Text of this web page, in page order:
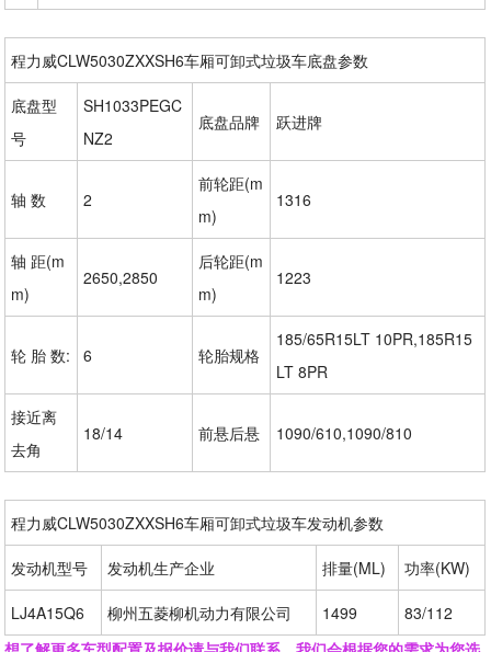
程力威CLW5030ZXXSH6车厢可卸式垃圾车底盘参数
底盘型
号
SH1033PEGC
NZ2
底盘品牌 跃进牌
轴 数 2
前轮距(m
m)
1316
轴 距(m
m)
2650,2850
后轮距(m
m)
1223
轮 胎 数: 6 轮胎规格
185/65R15LT 10PR,185R15
LT 8PR
接近离
去角
18/14 前悬后悬 1090/610,1090/810
程力威CLW5030ZXXSH6车厢可卸式垃圾车发动机参数
发动机型号 发动机生产企业 排量(ML) 功率(KW)
LJ4A15Q6 柳州五菱柳机动力有限公司 1499
83/112